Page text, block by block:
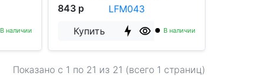
В наличии
843 р
Купить
В наличии
Показано с 1 по 21 из 21 (всего 1 страниц)